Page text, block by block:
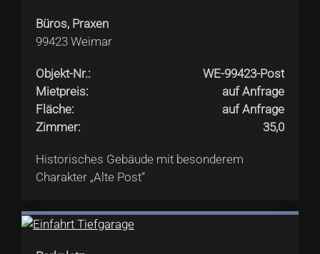
Büros, Praxen
99423 Weimar
Objekt-Nr.:
WE-99423-Post
Mietpreis:
auf Anfrage
Fläche:
auf Anfrage
Zimmer: 35,0
Historisches Gebäude mit besonderem
Charakter „Alte Post“